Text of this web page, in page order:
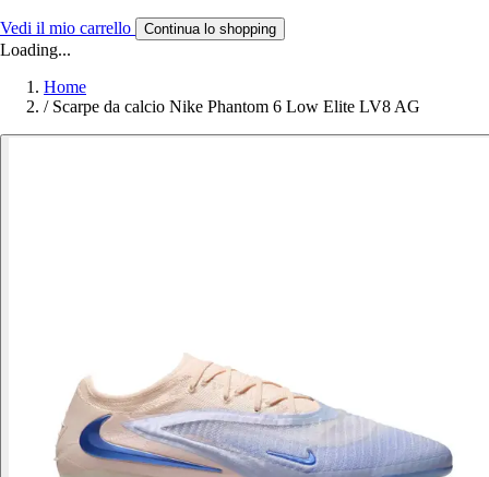
Vedi il mio carrello Continua lo shopping
Loading...
Home
/ Scarpe da calcio Nike Phantom 6 Low Elite LV8 AG